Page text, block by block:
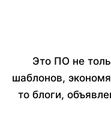
Это ПО не
шаблонов,
то блоги,